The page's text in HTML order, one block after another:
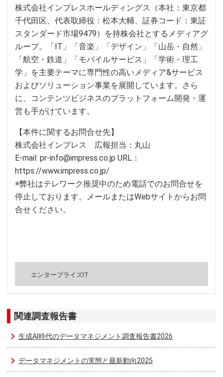
関連調査報告書
生成AI時代のデータマネジメント調査報告書2026
データマネジメントの実態と最新動向2025
株式会社インプレスホールディングス（本社：東京都
千代田区、代表取締役：松本大輔、証券コード：東証
スタンダード市場9479）を持株会社とするメディアグ
ループ。「IT」「音楽」「デザイン」「山岳・自然」
「航空・鉄道」「モバイルサービス」「学術・理工
学」を主要テーマに専門性の高いメディア&サービス
およびソリューション事業を展開しています。さら
に、コンテンツビジネスのプラットフォーム開発・運
営も手がけています。
【本件に関するお問合せ先】
株式会社インプレス 広報担当：丸山
E-mail: pr-info@impress.co.jp URL：
https://www.impress.co.jp/
※弊社はテレワーク推奨中のため電話でのお問合せを
停止しております。メールまたはWebサイトからお問
合せください。
エンタープライズIT